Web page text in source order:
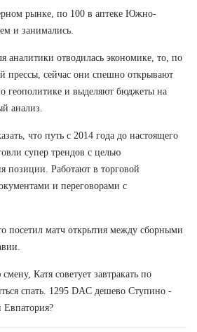
рынке, по 100 в аптеке Южно-
и занимались.
аналитики отводилась экономике, то, по
прессы, сейчас они спешно открывают
геополитике и выделяют бюджеты на
анализ.
что путь с 2014 года до настоящего
супер трендов с целью
позиции. Работают в торговой
и переговорами с
посетил матч открытия между сборными
Катя советует завтракать по
спать. 1295 DAC дешево Ступино -
Евпатория?